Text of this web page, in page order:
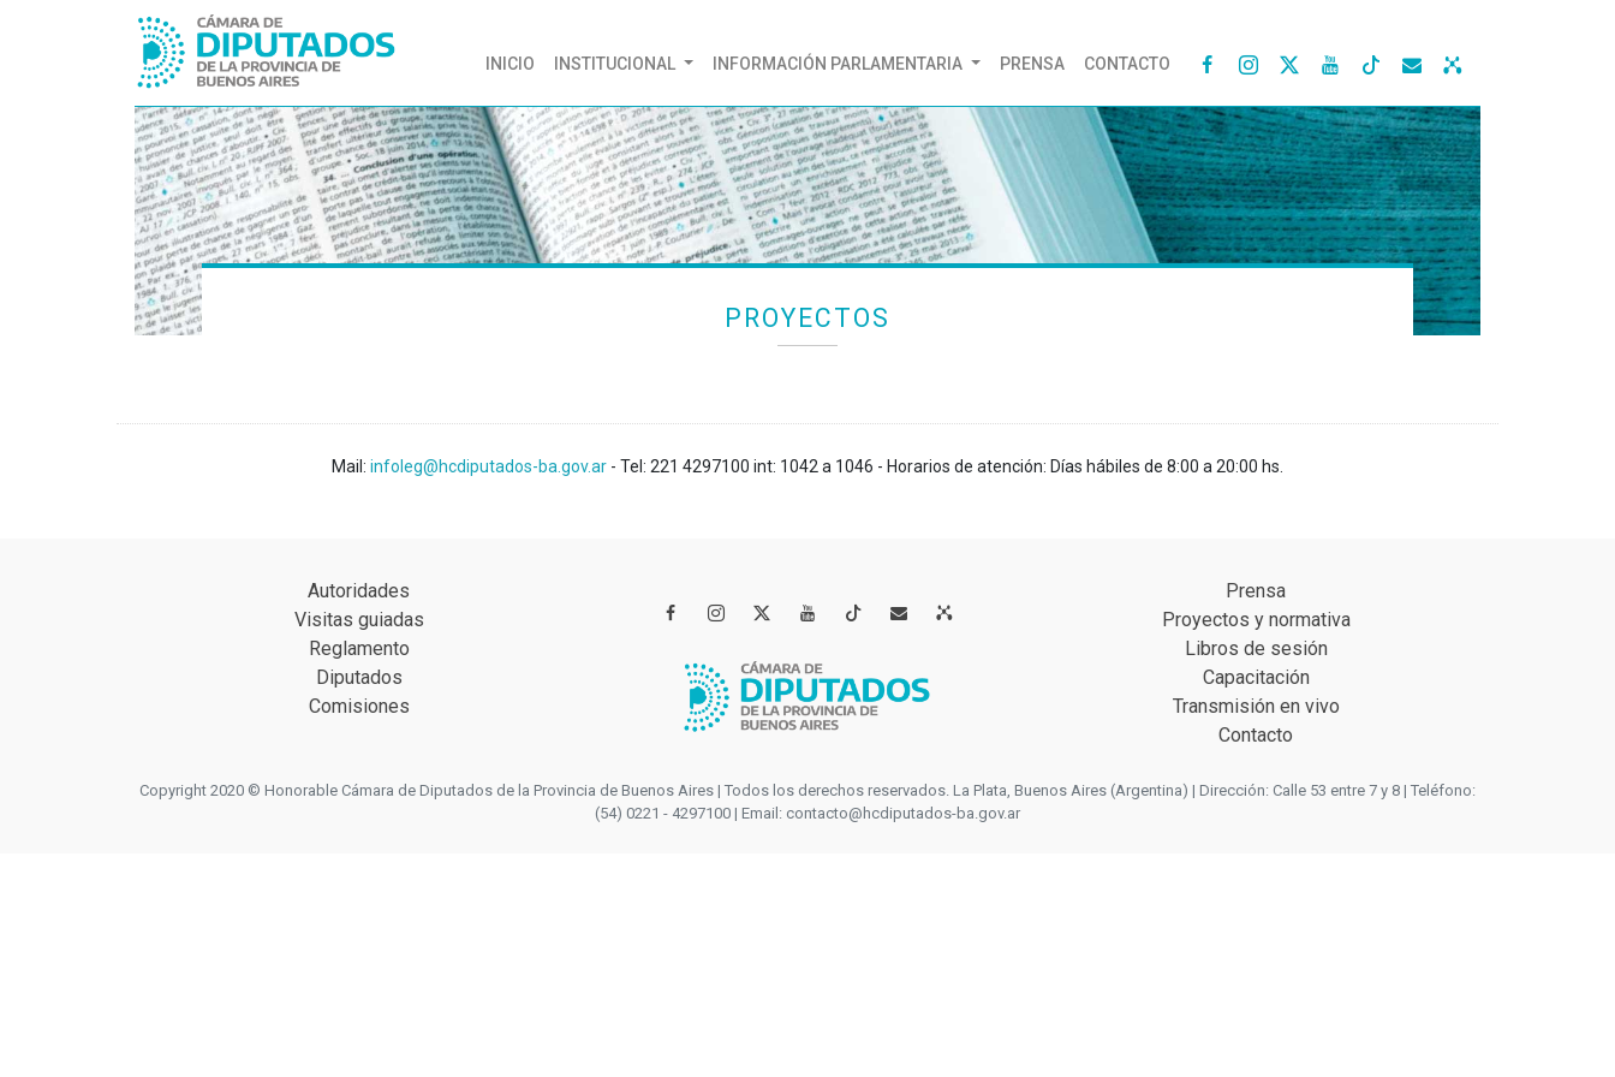
INICIO (CURRENT)
INSTITUCIONAL INFORMACIÓN PARLAMENTARIA PRENSA CONTACTO    
PROYECTOS
Mail: infoleg@hcdiputados-ba.gov.ar - Tel: 221 4297100 int: 1042 a 1046 - Horarios de atención: Días hábiles de 8:00 a 20:00 hs.
Autoridades
Visitas guiadas
Reglamento
Diputados
Comisiones
   
Prensa
Proyectos y normativa
Libros de sesión
Capacitación
Transmisión en vivo
Contacto
Copyright 2020 © Honorable Cámara de Diputados de la Provincia de Buenos Aires | Todos los derechos reservados. La Plata, Buenos Aires (Argentina) | Dirección: Calle 53 entre 7 y 8 | Teléfono:
(54) 0221 - 4297100 | Email: contacto@hcdiputados-ba.gov.ar